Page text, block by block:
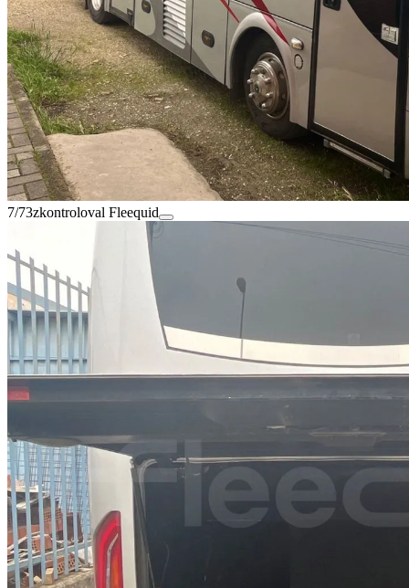
7/73zkontroloval Fleequid